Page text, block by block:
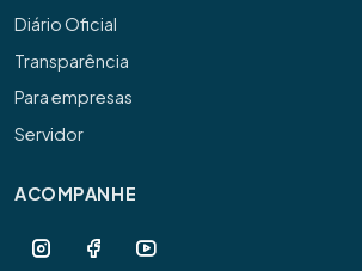
Diário Oficial
Transparência
Para empresas
Servidor
ACOMPANHE